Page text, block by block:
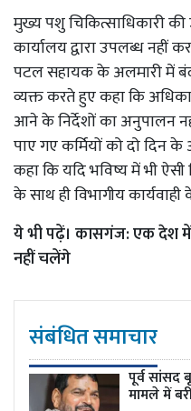
मुख्य पशु चिकित्साधिकारी
कार्यालय द्वारा उपलब्ध नहीं
पटल सहायक के अलमारी में
व्यक्त करते हुए कहा कि
आने के निर्देशों का अनुपालन
पाए गए कर्मियों को दो दिन
कहा कि यदि भविष्य में भी
के साथ ही विभागीय
ये भी पढ़ें। कासगंज: एक देश में
नहीं चलेंगे
संबंधित समाचार
पूर्व सांसद
मामले में